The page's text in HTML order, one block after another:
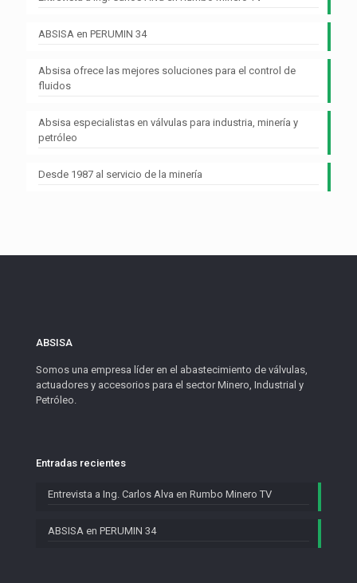
ABSISA en PERUMIN 34
Absisa ofrece las mejores soluciones para el control de
fluidos
Absisa especialistas en válvulas para industria, minería y
petróleo
Desde 1987 al servicio de la minería
ABSISA
Somos una empresa líder en el abastecimiento de válvulas,
actuadores y accesorios para el sector Minero, Industrial y
Petróleo.
Entradas recientes
Entrevista a Ing. Carlos Alva en Rumbo Minero TV
ABSISA en PERUMIN 34